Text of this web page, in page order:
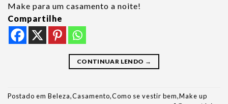
Make para um casamento a noite!
Compartilhe
CONTINUAR LENDO →
Postado em Beleza,Casamento,Como se vestir bem,Make up